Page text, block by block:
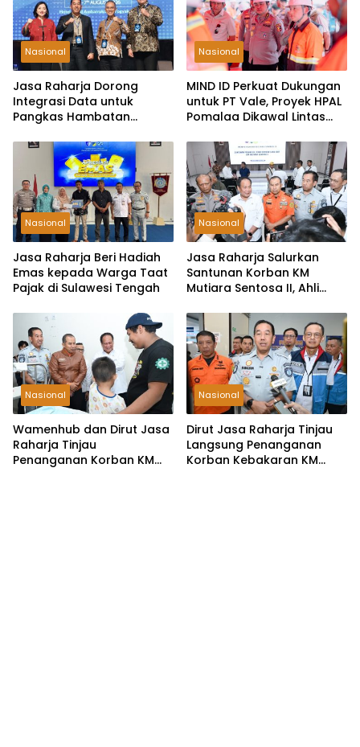
Nasional
Jasa Raharja Dorong
Integrasi Data untuk
Pangkas Hambatan
Kecelakaan
Nasional
MIND ID Perkuat Dukungan
untuk PT Vale, Proyek HPAL
Pomalaa Dikawal Lintas
Nasional
Jasa Raharja Beri Hadiah
Emas kepada Warga Taat
Pajak di Sulawesi Tengah
Nasional
Jasa Raharja Salurkan
Santunan Korban KM
Mutiara Sentosa II, Ahli
Nasional
Wamenhub dan Dirut Jasa
Raharja Tinjau
Penanganan Korban KM
Nasional
Dirut Jasa Raharja Tinjau
Langsung Penanganan
Korban Kebakaran KM